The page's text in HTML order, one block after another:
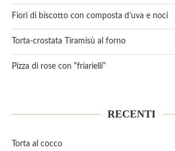
Fiori di biscotto con composta d’uva e noci
Torta-crostata Tiramisù al forno
Pizza di rose con “friarielli”
RECENTI
Torta al cocco